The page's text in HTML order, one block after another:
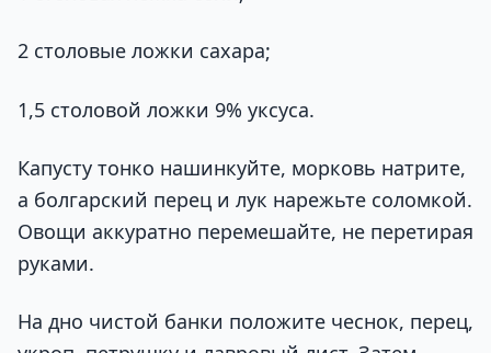
2 столовые ложки сахара;
1,5 столовой ложки 9% уксуса.
Капусту тонко нашинкуйте, морковь натрите,
а болгарский перец и лук нарежьте соломкой.
Овощи аккуратно перемешайте, не перетирая
руками.
На дно чистой банки положите чеснок, перец,